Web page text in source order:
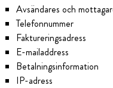
Avsändares och
Telefonnummer
Faktureringsadress
E-mailaddress
Betalningsinformation
IP-adress